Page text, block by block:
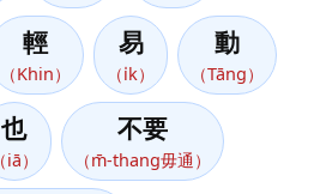
輕
（Khin）
易
（i̍k）
動
（Tāng）
也
（iā）
不要
（m̄-thang毋通）